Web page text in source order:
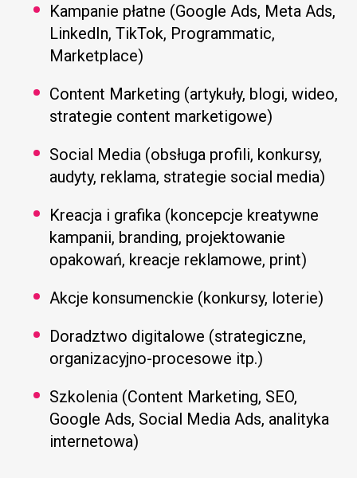
Kampanie płatne (Google Ads, Meta Ads,
LinkedIn, TikTok, Programmatic,
Marketplace)
Content Marketing (artykuły, blogi, wideo,
strategie content marketigowe)
Social Media (obsługa profili, konkursy,
audyty, reklama, strategie social media)
Kreacja i grafika (koncepcje kreatywne
kampanii, branding, projektowanie
opakowań, kreacje reklamowe, print)
Akcje konsumenckie (konkursy, loterie)
Doradztwo digitalowe (strategiczne,
organizacyjno-procesowe itp.)
Szkolenia (Content Marketing, SEO,
Google Ads, Social Media Ads, analityka
internetowa)